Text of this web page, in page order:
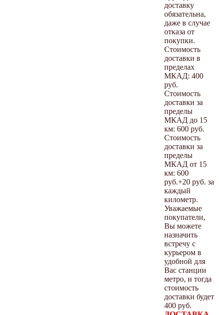
доставку
обязательна,
даже в случае
отказа от
покупки.
Стоимость
доставки в
пределах
МКАД: 400
руб.
Стоимость
доставки за
пределы
МКАД до 15
км: 600 руб.
Стоимость
доставки за
пределы
МКАД от 15
км: 600
руб.+20 руб. за
каждый
километр.
Уважаемые
покупатели,
Вы можете
назначить
встречу с
курьером в
удобной для
Вас станции
метро, и тогда
стоимость
доставки будет
400 руб.